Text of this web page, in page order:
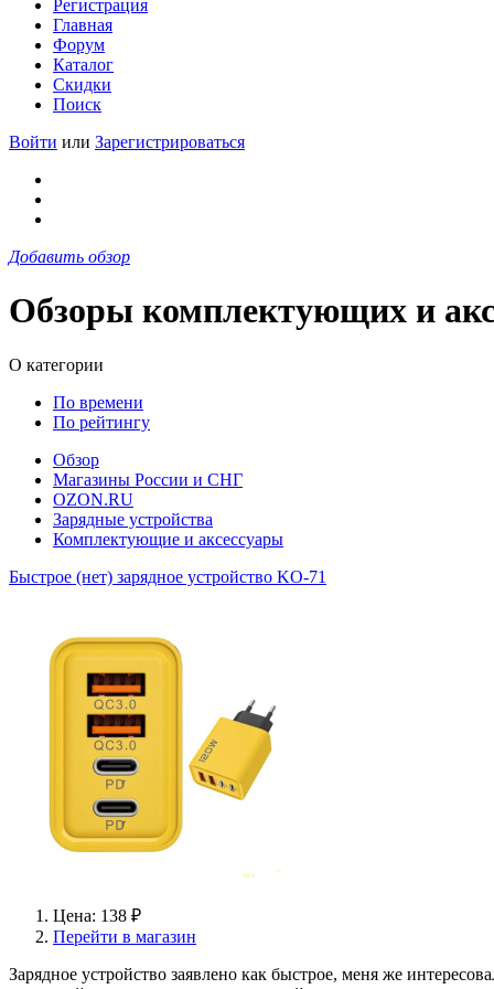
Регистрация
Главная
Форум
Каталог
Скидки
Поиск
Войти или Зарегистрироваться
Добавить обзор
Обзоры комплектующих и
О категории
По времени
По рейтингу
Обзор
Магазины России и СНГ
OZON.RU
Зарядные устройства
Комплектующие и аксессуары
Быстрое (нет) зарядное устройство KO-71
Цена: 138 ₽
Перейти в магазин
Зарядное устройство заявлено как быстрое, меня же